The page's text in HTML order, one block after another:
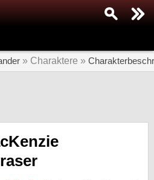
» Charaktere »
SERIEN
Veranstaltungen